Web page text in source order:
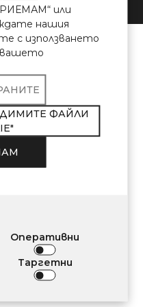
RostDigitalили
нашия
с използването
вашето
ФАЙЛИ
Оперативни
Таргетни